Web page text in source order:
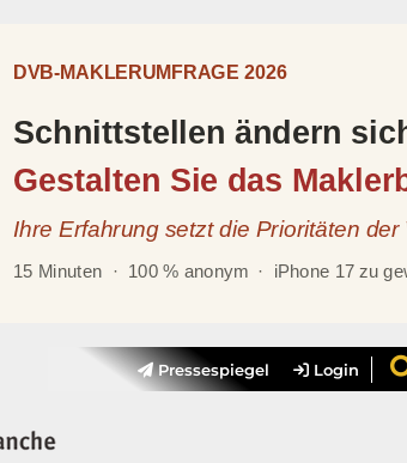
Pressespiegel Login